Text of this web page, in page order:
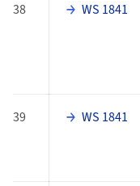
38 WS 1841
39 WS 1841